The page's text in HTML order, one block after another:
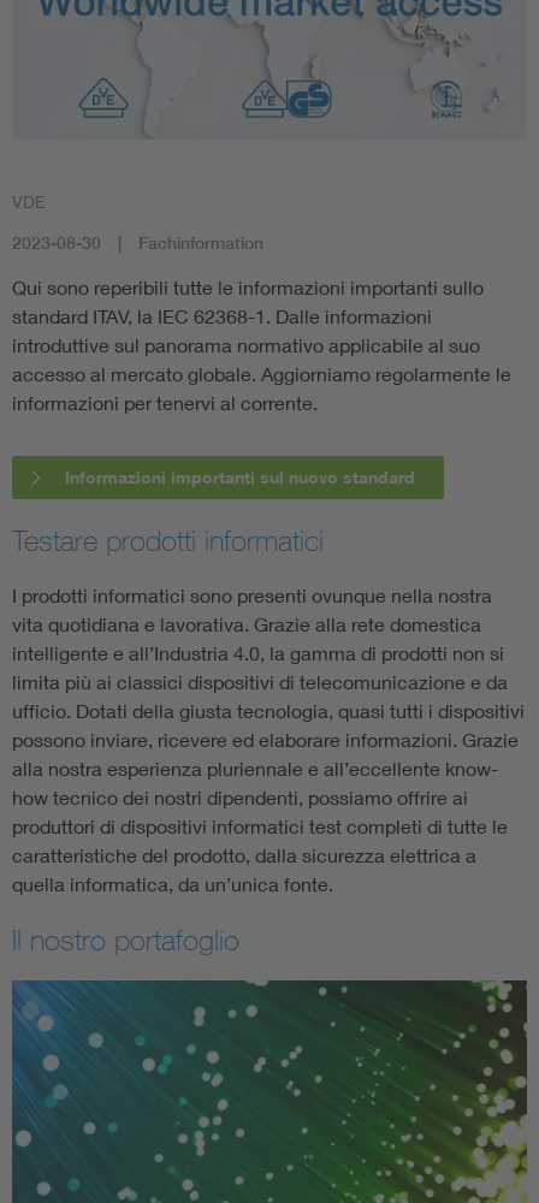
VDE
2023-08-30 Fachinformation
Qui sono reperibili tutte le informazioni importanti sullo
standard ITAV, la IEC 62368-1. Dalle informazioni
introduttive sul panorama normativo applicabile al suo
accesso al mercato globale. Aggiorniamo regolarmente le
informazioni per tenervi al corrente.
Informazioni importanti sul nuovo standard
Testare prodotti informatici
I prodotti informatici sono presenti ovunque nella nostra
vita quotidiana e lavorativa. Grazie alla rete domestica
intelligente e all’Industria 4.0, la gamma di prodotti non si
limita più ai classici dispositivi di telecomunicazione e da
ufficio. Dotati della giusta tecnologia, quasi tutti i dispositivi
possono inviare, ricevere ed elaborare informazioni. Grazie
alla nostra esperienza pluriennale e all’eccellente know-
how tecnico dei nostri dipendenti, possiamo offrire ai
produttori di dispositivi informatici test completi di tutte le
caratteristiche del prodotto, dalla sicurezza elettrica a
quella informatica, da un’unica fonte.
Il nostro portafoglio